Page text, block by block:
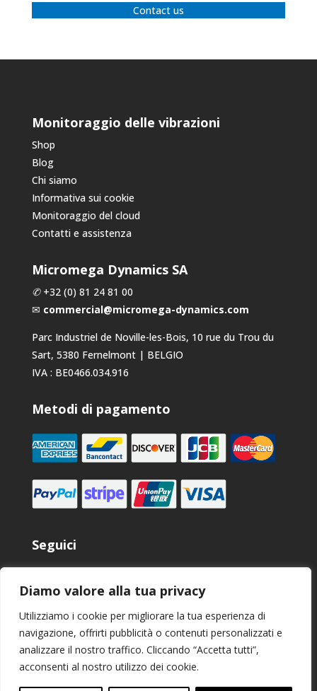
Diamo valore alla tua privacy
Utilizziamo i cookie per migliorare la tua esperienza di
navigazione, offrirti pubblicità o contenuti personalizzati e
analizzare il nostro traffico. Cliccando “Accetta tutti”,
acconsenti al nostro utilizzo dei cookie.
Contact us
Monitoraggio delle vibrazioni
Shop
Blog
Chi siamo
Informativa sui cookie
Monitoraggio del cloud
Contatti e assistenza
Micromega Dynamics SA
✆ +32 (0) 81 24 81 00
✉ commercial@micromega-dynamics.com
Parc Industriel de Noville-les-Bois, 10 rue du Trou du
Sart, 5380 Fernelmont | BELGIO
IVA : BE0466.034.916
Metodi di pagamento
Seguici
Micromega Dynamics SA. 2025 copyright. Tutti i diritti